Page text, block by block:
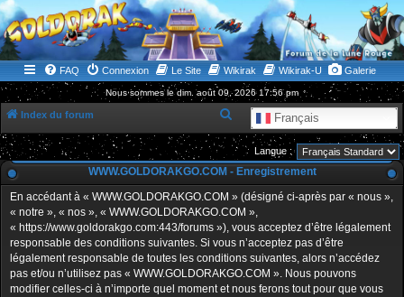
WWW.GOLDORAKGO.COM
le site de la Lune Rouge
FAQ Connexion Le Site Wikirak Wikirak-U Galerie
Nous sommes le dim. août 09, 2026 17:56 pm
Index du forum Français
e
c
h
e
c
h
e
Langue :
WWW.GOLDORAKGO.COM - Enregistrement
En accédant à « WWW.GOLDORAKGO.COM » (désigné ci-après par « nous »,
« notre », « nos », « WWW.GOLDORAKGO.COM »,
« https://www.goldorakgo.com:443/forums »), vous acceptez d’être légalement
responsable des conditions suivantes. Si vous n’acceptez pas d’être
légalement responsable de toutes les conditions suivantes, alors n’accédez
pas et/ou n’utilisez pas « WWW.GOLDORAKGO.COM ». Nous pouvons
modifier celles-ci à n’importe quel moment et nous ferons tout pour que vous